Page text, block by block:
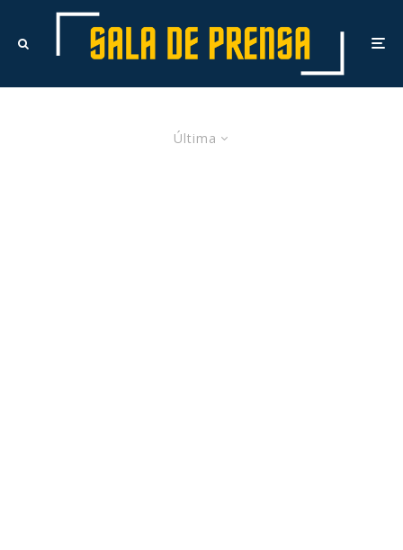
Última